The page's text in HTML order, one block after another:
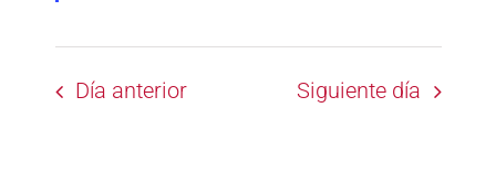
Día anterior Siguiente día